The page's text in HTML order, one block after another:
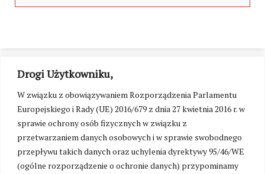
Drogi Użytkowniku,
W związku z obowiązywaniem Rozporządzenia Parlamentu
Europejskiego i Rady (UE) 2016/679 z dnia 27 kwietnia 2016 r. w
sprawie ochrony osób fizycznych w związku z
przetwarzaniem danych osobowych i w sprawie swobodnego
przepływu takich danych oraz uchylenia dyrektywy 95/46/WE
(ogólne rozporządzenie o ochronie danych) przypominamy